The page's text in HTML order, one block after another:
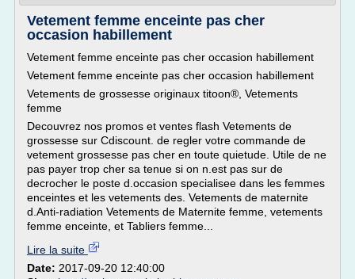
Vetement femme enceinte pas cher
occasion habillement
Vetement femme enceinte pas cher occasion habillement
Vetement femme enceinte pas cher occasion habillement
Vetements de grossesse originaux titoon®, Vetements
femme
Decouvrez nos promos et ventes flash Vetements de
grossesse sur Cdiscount. de regler votre commande de
vetement grossesse pas cher en toute quietude. Utile de ne
pas payer trop cher sa tenue si on n.est pas sur de
decrocher le poste d.occasion specialisee dans les femmes
enceintes et les vetements des. Vetements de maternite
d.Anti-radiation Vetements de Maternite femme, vetements
femme enceinte, et Tabliers femme...
Lire la suite
Date: 2017-09-20 12:40:00